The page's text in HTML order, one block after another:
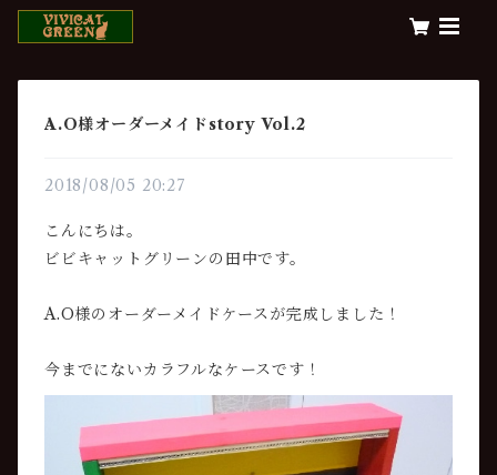
A.O様オーダーメイドstory Vol.2
2018/08/05 20:27
こんにちは。
ビビキャットグリーンの田中です。
A.O様のオーダーメイドケースが完成しました！
今までにないカラフルなケースです！